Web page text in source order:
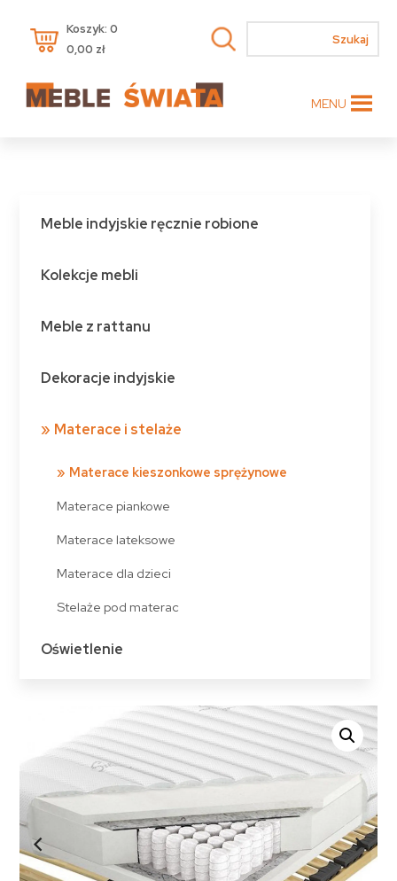
Koszyk: 0
0,00 zł
MENU
Meble indyjskie ręcznie robione
Kolekcje mebli
Meble z rattanu
Dekoracje indyjskie
Materace i stelaże
Materace kieszonkowe sprężynowe
Materace piankowe
Materace lateksowe
Materace dla dzieci
Stelaże pod materac
Oświetlenie